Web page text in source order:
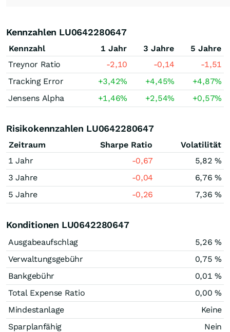
Kennzahlen LU0642280647
Kennzahl 1 Jahr 3 Jahre
5 Jahre
Treynor Ratio
-2,10 -0,14
-1,51
Tracking Error
+3,42% +4,45% +4,87%
Jensens Alpha
+1,46% +2,54% +0,57%
Risikokennzahlen LU0642280647
Zeitraum Sharpe Ratio
Volatilität
1 Jahr
-0,67
5,82 %
3 Jahre
-0,04
6,76 %
5 Jahre
-0,26 7,36 %
Konditionen LU0642280647
Ausgabeaufschlag
5,26 %
Verwaltungsgebühr
0,75 %
Bankgebühr
0,01 %
Total Expense Ratio
0,00 %
Mindestanlage
Keine
Sparplanfähig
Nein